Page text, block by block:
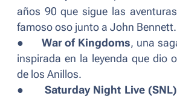
años 90 que sigue las
famoso oso junto a John Bennett.
●
War of Kingdoms, una
inspirada en la leyenda que dio
de los Anillos.
●
Saturday Night Live (SNL)